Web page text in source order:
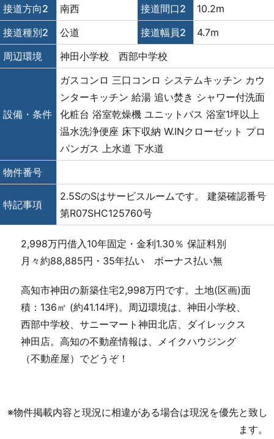
接道方向2
南西 接道間口2
10.2m
接道種別2
公道 接道幅員2
4.7m
周辺環境
神田小学校 西部中学校
設備・条件
ガスコンロ 三口コンロ システムキッチン カウ
ンターキッチン 給湯 追い焚き シャワー付洗面
化粧台 浴室乾燥機 ユニットバス 浴室1坪以上
温水洗浄便座 床下収納 W.INクローゼット プロ
パンガス
上水道 下水道
物件番号
特記事項
2.5SのSはサービスルームです。 建築確認番号
第R07SHC125760号
2,998万円借入10年固定・金利1.30％ 保証料別
月々約88,885円・35年払い ボーナス払い無
高知市神田の新築住宅2,998万円です。土地(区画)面
積：136㎡ (約41.14坪)。周辺環境は、神田小学校、
西部中学校、サニーマート神田北店、ダイレックス
神田店。高知の不動産情報は、メイクハウジング
（不動産屋）でどうぞ！
※物件掲載内容と現況に相違がある場合は現況を優先と致し
ます。